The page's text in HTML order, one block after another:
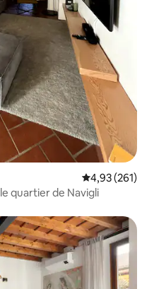
Note
4,93 (261)
quartier de Navigli
les plus aimés